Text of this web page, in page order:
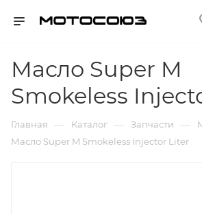
Масло Super M
Smokeless
Главная — Каталог — Запчасти —
Масло Super M Smokeless Injector Liter